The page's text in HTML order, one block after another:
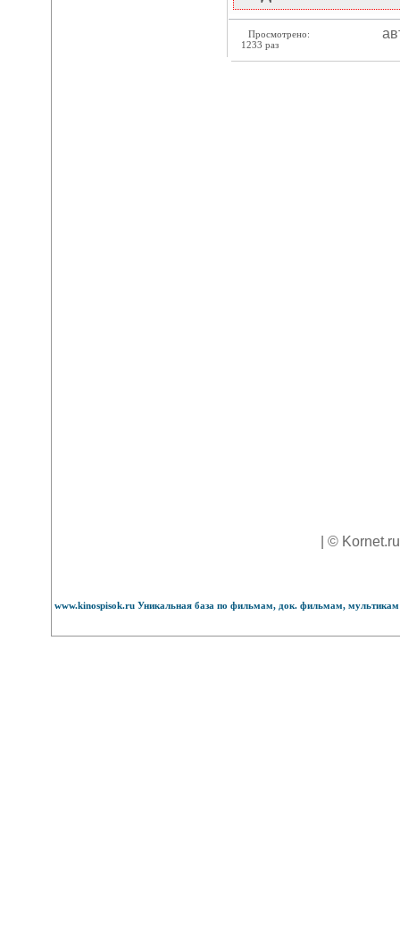
Просмотрено:
1233 раз
| ©
www.kinospisok.ru Уникальная база по фильмам, док. фильмам,